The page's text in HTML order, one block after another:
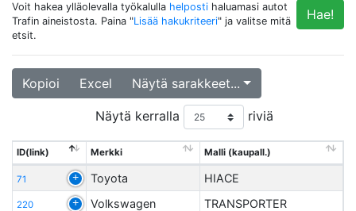
Hae!
Voit hakea ylläolevalla työkalulla helposti haluamasi autot
Trafin aineistosta. Paina "Lisää hakukriteeri" ja valitse mitä
etsit.
Kopioi Excel Näytä sarakkeet...
Näytä kerralla riviä
ID(link) Merkki Malli (kaupall.)
71 Toyota HIACE
220 Volkswagen TRANSPORTER